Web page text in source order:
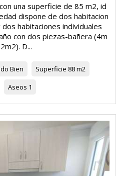
una superficie de 85 m2, id
dispone de dos habitacion
habitaciones individuales
con dos piezas-bañera (4m
D...
Bien Superficie 88 m2
Aseos 1